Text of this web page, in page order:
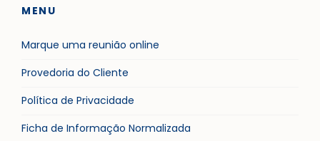
MENU
Marque uma reunião online
Provedoria do Cliente
Política de Privacidade
Ficha de Informação Normalizada